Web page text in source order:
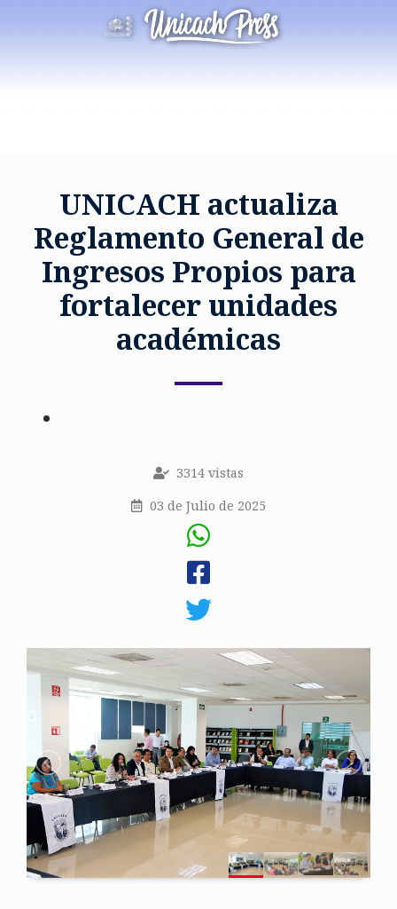
UNICACH actualiza
Reglamento General de
Ingresos Propios para
fortalecer unidades
académicas
3314 vistas
03 de Julio de 2025